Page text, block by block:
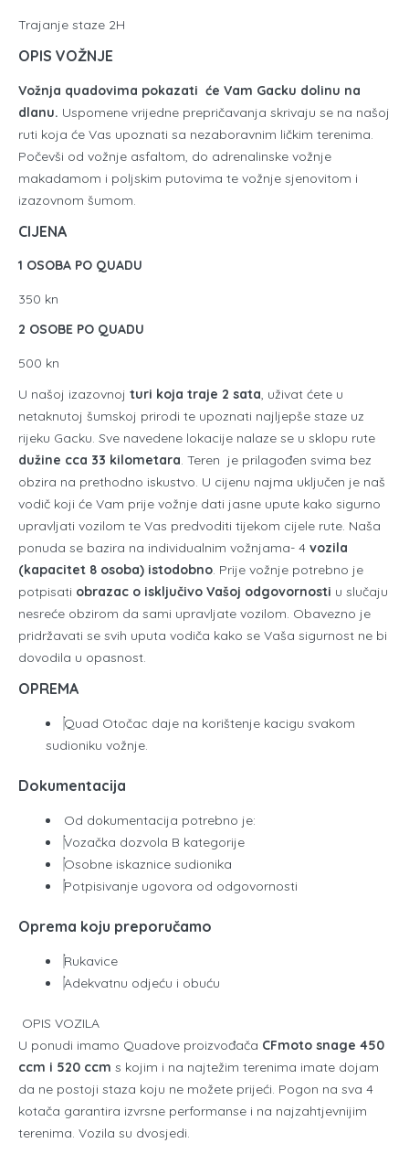
Trajanje staze 2H
OPIS VOŽNJE
Vožnja quadovima pokazati će Vam Gacku dolinu na
dlanu. Uspomene vrijedne prepričavanja skrivaju se na našoj
ruti koja će Vas upoznati sa nezaboravnim ličkim terenima.
Počevši od vožnje asfaltom, do adrenalinske vožnje
makadamom i poljskim putovima te vožnje sjenovitom i
izazovnom šumom.
CIJENA
1 OSOBA PO QUADU
350 kn
2 OSOBE PO QUADU
500 kn
U našoj izazovnoj turi koja traje 2 sata, uživat ćete u
netaknutoj šumskoj prirodi te upoznati najljepše staze uz
rijeku Gacku. Sve navedene lokacije nalaze se u sklopu rute
dužine cca 33 kilometara. Teren je prilagođen svima bez
obzira na prethodno iskustvo. U cijenu najma uključen je naš
vodič koji će Vam prije vožnje dati jasne upute kako sigurno
upravljati vozilom te Vas predvoditi tijekom cijele rute. Naša
ponuda se bazira na individualnim vožnjama- 4 vozila
(kapacitet 8 osoba) istodobno. Prije vožnje potrebno je
potpisati obrazac o isključivo Vašoj odgovornosti u slučaju
nesreće obzirom da sami upravljate vozilom. Obavezno je
pridržavati se svih uputa vodiča kako se Vaša sigurnost ne bi
dovodila u opasnost.
OPREMA
Quad Otočac daje na korištenje kacigu svakom
sudioniku vožnje.
Dokumentacija
Od dokumentacija potrebno je:
Vozačka dozvola B kategorije
Osobne iskaznice sudionika
Potpisivanje ugovora od odgovornosti
Oprema koju preporučamo
Rukavice
Adekvatnu odjeću i obuću
OPIS VOZILA
U ponudi imamo Quadove proizvođača CFmoto snage 450
ccm i 520 ccm s kojim i na najtežim terenima imate dojam
da ne postoji staza koju ne možete prijeći. Pogon na sva 4
kotača garantira izvrsne performanse i na najzahtjevnijim
terenima. Vozila su dvosjedi.